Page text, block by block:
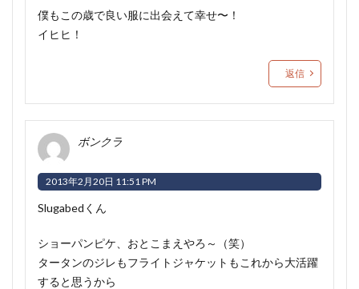
僕もこの歳で良い服に出会えて幸せ〜！
イヒヒ！
返信
ボンクラ
2013年2月20日 11:51 PM
Slugabedくん
ショーパンピケ、おとこまえやろ～（笑）
タータンのジレもフライトジャケットもこれから大活躍
すると思うから